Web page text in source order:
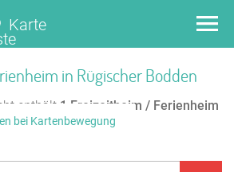
Karte
in Rügischer Bodden
enthält 1 Freizeitheim / Ferienheim
bei Kartenbewegung